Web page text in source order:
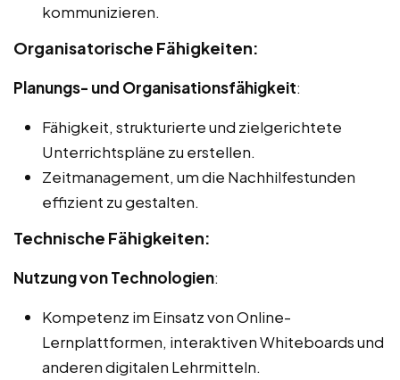
kommunizieren.
Organisatorische Fähigkeiten:
Planungs- und Organisationsfähigkeit:
Fähigkeit, strukturierte und zielgerichtete
Unterrichtspläne zu erstellen.
Zeitmanagement, um die Nachhilfestunden
effizient zu gestalten.
Technische Fähigkeiten:
Nutzung von Technologien:
Kompetenz im Einsatz von Online-
Lernplattformen, interaktiven Whiteboards und
anderen digitalen Lehrmitteln.